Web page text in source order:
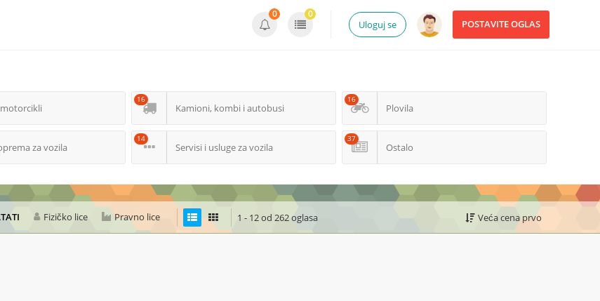
POSTAVITE OGLAS
Uloguj se
0 0
Kamioni, kombi i autobusi
16
Plovila
16
za vozila Servisi i usluge za vozila
14
Ostalo
37
Fizičko lice Pravno lice 1 - 12 od 262 oglasa Veća cena prvo